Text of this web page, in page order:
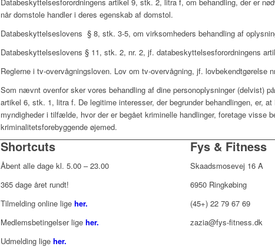
når domstole handler i deres egenskab af domstol.
Databeskyttelseslovens § 8, stk. 3-5, om virksomheders behandling af
Databeskyttelseslovens § 11, stk. 2, nr. 2, jf. databeskyttelsesforordningens
Reglerne i tv-overvågningsloven. Lov om tv-overvågning, jf. lovbekendtgørelse
Som nævnt ovenfor sker vores behandling af dine personoplysninger (delvist)
artikel 6, stk. 1, litra f. De legitime interesser, der begrunder behandlingen, er,
myndigheder i tilfælde, hvor der er begået kriminelle handlinger, foretage visse
kriminalitetsforebyggende øjemed.
Shortcuts
Åbent alle dage kl. 5.00 – 23.00
365 dage året rundt!
Tilmelding online lige her.
Medlemsbetingelser lige her.
Udmelding lige her.
Fys & Fitness
Skaadsmosevej 16 A
6950 Ringkøbing
(45+) 22 79 67 69
zazia@fys-fitness.dk